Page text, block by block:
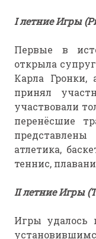
I летние Игры
Первые в
открыла
Карла
принял
участвовали
перенёсшие
атлетика,
теннис,
II летние Игры
Игры удалось